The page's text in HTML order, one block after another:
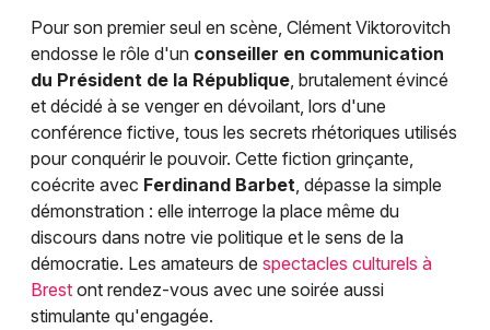
Magazine à Brest
29 - Finistère
Choisir mes départements
Pour son premier seul en scène, Clément Viktorovitch
endosse le rôle d'un conseiller en communication
du Président de la République, brutalement évincé
et décidé à se venger en dévoilant, lors d'une
conférence fictive, tous les secrets rhétoriques utilisés
pour conquérir le pouvoir. Cette fiction grinçante,
coécrite avec Ferdinand Barbet, dépasse la simple
démonstration : elle interroge la place même du
discours dans notre vie politique et le sens de la
démocratie. Les amateurs de spectacles culturels à
Brest ont rendez-vous avec une soirée aussi
stimulante qu'engagée.